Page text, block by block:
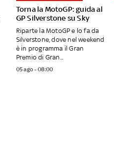
Torna la MotoGP: guida al
GP Silverstone su Sky
Riparte la MotoGP e lo fa da
Silverstone, dove nel weekend
è in programma il Gran
Premio di Gran...
05 ago - 08:00